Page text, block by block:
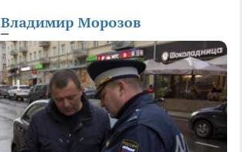
Владимир Морозов